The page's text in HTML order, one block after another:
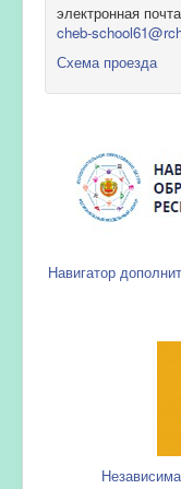
электронная
cheb-
Схема проезда
Навигатор